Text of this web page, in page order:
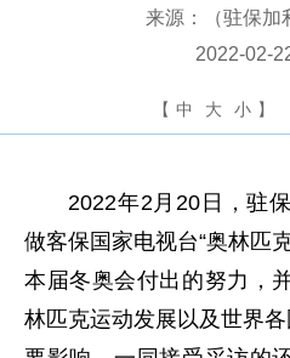
来源：（驻保
2022-02-
【 中 大 小 】
2022年2月20日，驻
做客保国家电视台“奥林匹
本届冬奥会付出的努力，
林匹克运动发展以及世界